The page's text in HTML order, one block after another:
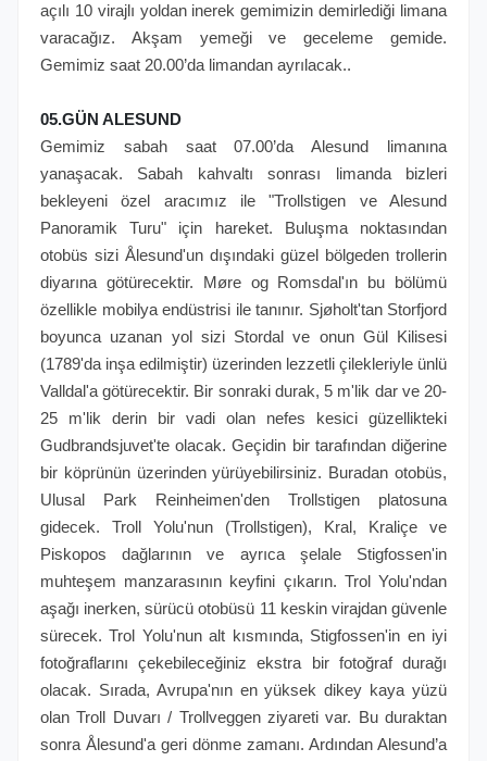
açılı 10 virajlı yoldan inerek gemimizin demirlediği limana
varacağız. Akşam yemeği ve geceleme gemide.
Gemimiz saat 20.00’da limandan ayrılacak..
05.GÜN ALESUND
Gemimiz sabah saat 07.00’da Alesund limanına
yanaşacak. Sabah kahvaltı sonrası limanda bizleri
bekleyeni özel aracımız ile "Trollstigen ve Alesund
Panoramik Turu" için hareket. Buluşma noktasından
otobüs sizi Ålesund'un dışındaki güzel bölgeden trollerin
diyarına götürecektir. Møre og Romsdal'ın bu bölümü
özellikle mobilya endüstrisi ile tanınır. Sjøholt'tan Storfjord
boyunca uzanan yol sizi Stordal ve onun Gül Kilisesi
(1789'da inşa edilmiştir) üzerinden lezzetli çilekleriyle ünlü
Valldal'a götürecektir. Bir sonraki durak, 5 m'lik dar ve 20-
25 m'lik derin bir vadi olan nefes kesici güzellikteki
Gudbrandsjuvet'te olacak. Geçidin bir tarafından diğerine
bir köprünün üzerinden yürüyebilirsiniz. Buradan otobüs,
Ulusal Park Reinheimen'den Trollstigen platosuna
gidecek. Troll Yolu'nun (Trollstigen), Kral, Kraliçe ve
Piskopos dağlarının ve ayrıca şelale Stigfossen'in
muhteşem manzarasının keyfini çıkarın. Trol Yolu'ndan
aşağı inerken, sürücü otobüsü 11 keskin virajdan güvenle
sürecek. Trol Yolu'nun alt kısmında, Stigfossen'in en iyi
fotoğraflarını çekebileceğiniz ekstra bir fotoğraf durağı
olacak. Sırada, Avrupa'nın en yüksek dikey kaya yüzü
olan Troll Duvarı / Trollveggen ziyareti var. Bu duraktan
sonra Ålesund'a geri dönme zamanı. Ardından Alesund’a